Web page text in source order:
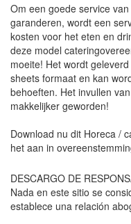
Om een goede service
garanderen, wordt een
kosten voor het eten en
deze model
moeite! Het wordt
sheets formaat en kan
behoeften. Het invullen
makkelijker geworden!
Download nu dit Horeca /
het aan in
DESCARGO DE
Nada en este sitio se
establece una relación